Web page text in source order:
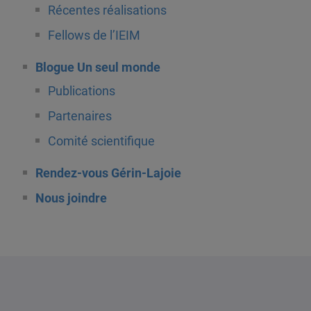
Récentes réalisations
Fellows de l’IEIM
Blogue Un seul monde
Publications
Partenaires
Comité scientifique
Rendez-vous Gérin-Lajoie
Nous joindre